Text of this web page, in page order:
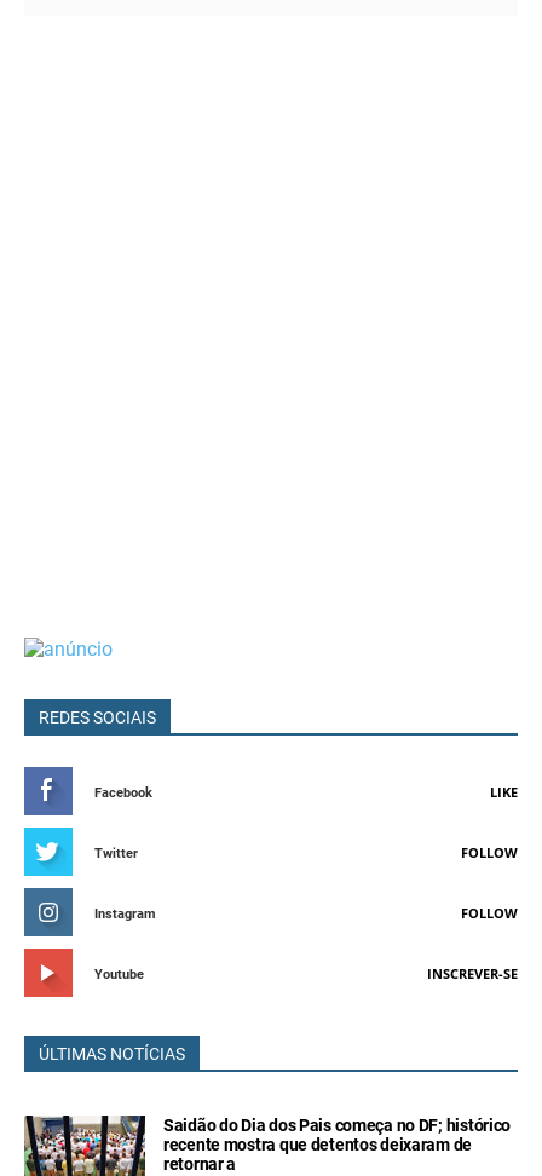
REDES SOCIAIS
Facebook LIKE
Twitter FOLLOW
Instagram FOLLOW
Youtube INSCREVER-SE
ÚLTIMAS NOTÍCIAS
Saidão do Dia dos Pais começa no DF; histórico
recente mostra que detentos deixaram de
retornar a